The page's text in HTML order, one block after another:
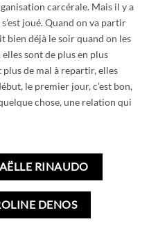
carcérale. Mais il y a
joué. Quand on va partir
bien déjà le soir quand on les
sont de plus en plus
de mal à repartir, elles
le premier jour, c’est bon,
chose, une relation qui
RINAUDO
DENOS